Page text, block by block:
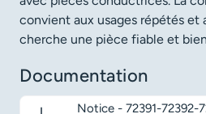
convient aux usages répétés et
cherche une pièce fiable et
Documentation
Notice - 72391-72392-